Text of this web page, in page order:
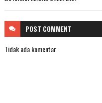
POST COMMENT
Tidak ada komentar